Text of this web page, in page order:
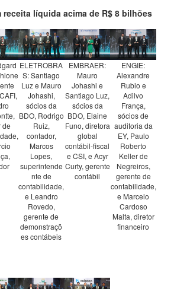
receita líquida acima de R$ 8 bilhões
de
ELETROBRA
S: Santiago
Luz e Mauro
Johashi,
sócios da
BDO, Rodrigo
Ruiz,
contador,
Marcos
Lopes,
superintende
nte de
contabilidade,
e Leandro
Rovedo,
gerente de
demonstraçõ
es contábeis
EMBRAER:
Mauro
Johashi e
Santiago Luz,
sócios da
BDO, Elaine
Funo, diretora
global
contábil-fiscal
e CSI, e Acyr
Curty, gerente
contábil
ENGIE:
Alexandre
Rubio e
Adilvo
França,
sócios de
auditoria da
EY, Paulo
Roberto
Keller de
Negreiros,
gerente de
contabilidade,
e Marcelo
Cardoso
Malta, diretor
financeiro